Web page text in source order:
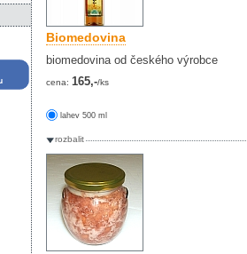
Biomedovina
biomedovina od českého výrobce
cena: 165,-/ks
lahev 500 ml
rozbalit